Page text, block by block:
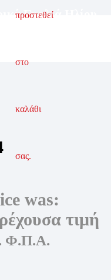
προστεθεί
στο
καλάθι
σας.
Γυαλιά Ηλίου
was:
τιμή
Φ.Π.Α.